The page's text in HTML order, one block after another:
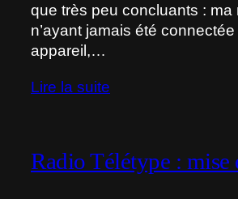
que très peu concluants : ma
n’ayant jamais été
appareil,…
Lire la suite
Radio Télétype : mise